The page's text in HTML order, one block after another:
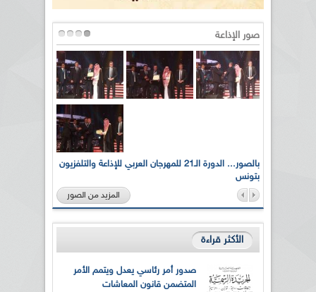
صور الإذاعة
بالصور... الدورة الـ21 للمهرجان العربي للإذاعة والتلفزيون
بتونس
المزيد من الصور
الأكثر قراءة
صدور أمر رئاسي يعدل ويتمم الأمر
المتضمن قانون المعاشات